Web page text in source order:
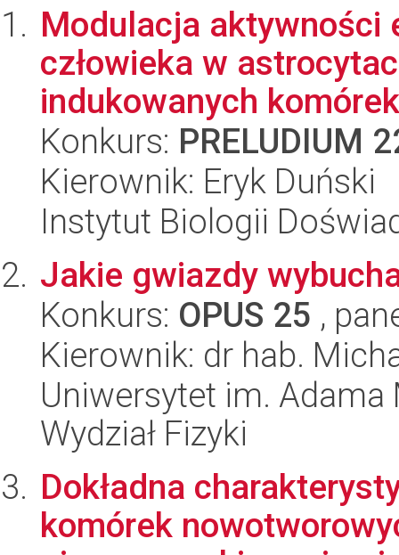
Modulacja aktywności
człowieka w
indukowanych
Konkurs: PRELUDIUM
Kierownik: Eryk Duński
Instytut Biologii
Jakie gwiazdy
Konkurs: OPUS 25 ,
Kierownik: dr hab.
Uniwersytet im.
Wydział Fizyki
Dokładna
komórek